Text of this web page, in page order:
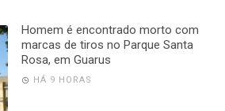
Homem é encontrado morto com
marcas de tiros no Parque Santa
Rosa, em Guarus
HÁ 9 HORAS